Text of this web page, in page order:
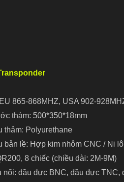
865-868MHZ, USA 902-
thảm: 500*350*18mm
thảm: Polyurethane
bản lề: Hợp kim nhôm CNC / Ni
8 chiếc (chiều dài: 2M-9M)
nối: đầu đực BNC, đầu đực TNC,